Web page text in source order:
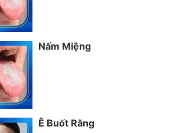
Nấm Miệng
Ê Buốt Răng